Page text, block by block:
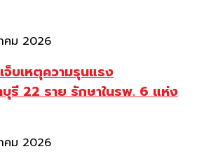
คม 2026
บเหตุความรุนแรง
รี 22 ราย รักษาในรพ. 6 แห่ง
คม 2026